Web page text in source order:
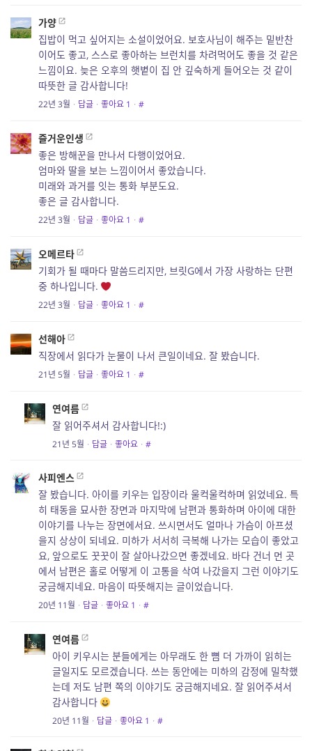
가양
집밥이 먹고 싶어지는 소설이었어요. 보호사님이 해주는 밑반찬
이어도 좋고, 스스로 좋아하는 브런치를 차려먹어도 좋을 것 같은
느낌이요. 늦은 오후의 햇볕이 집 안 깊숙하게 들어오는 것 같이
따뜻한 글 감사합니다!
22년 3월 · 답글 · 좋아요 1 · #
즐거운인생
좋은 방해꾼을 만나서 다행이었어요.
엄마와 딸을 보는 느낌이어서 좋았습니다.
미래와 과거를 잇는 통화 부분도요.
좋은 글 감사합니다.
22년 3월 · 답글 · 좋아요 1 · #
오메르타
기회가 될 때마다 말씀드리지만, 브릿G에서 가장 사랑하는 단편
중 하나입니다.
22년 3월 · 답글 · 좋아요 1 · #
선해아
직장에서 읽다가 눈물이 나서 큰일이네요. 잘 봤습니다.
21년 5월 · 답글 · 좋아요 1 · #
연여름
잘 읽어주셔서 감사합니다!:)
21년 5월 · 답글 · 좋아요 · #
사피엔스
잘 봤습니다. 아이를 키우는 입장이라 울컥울컥하며 읽었네요. 특
히 태동을 묘사한 장면과 마지막에 남편과 통화하며 아이에 대한
이야기를 나누는 장면에서요. 쓰시면서도 얼마나 가슴이 아프셨
을지 상상이 되네요. 미하가 서서히 극복해 나가는 모습이 좋았고
요, 앞으로도 꿋꿋이 잘 살아나갔으면 좋겠네요. 바다 건너 먼 곳
에서 남편은 홀로 어떻게 이 고통을 삭여 나갔을지 그런 이야기도
궁금해지네요. 마음이 따뜻해지는 글이었습니다.
20년 11월 · 답글 · 좋아요 1 · #
연여름
아이 키우시는 분들에게는 아무래도 한 뼘 더 가까이 읽히는
글일지도 모르겠습니다. 쓰는 동안에는 미하의 감정에 밀착했
는데 저도 남편 쪽의 이야기도 궁금해지네요. 잘 읽어주셔서
감사합니다
20년 11월 · 답글 · 좋아요 1 · #